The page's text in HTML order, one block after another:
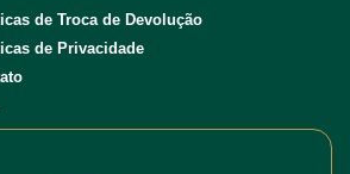
de Troca de Devolução
de Privacidade